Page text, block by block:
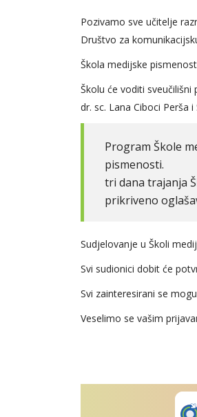
Pozivamo sve učitelje
Društvo za
Škola medijske
Školu će voditi
dr. sc. Lana Ciboci Perša
Program Škole
tri dana trajanja
prikriveno
Sudjelovanje u Školi
Svi sudionici dobit će
Svi zainteresirani se
Veselimo se vašim